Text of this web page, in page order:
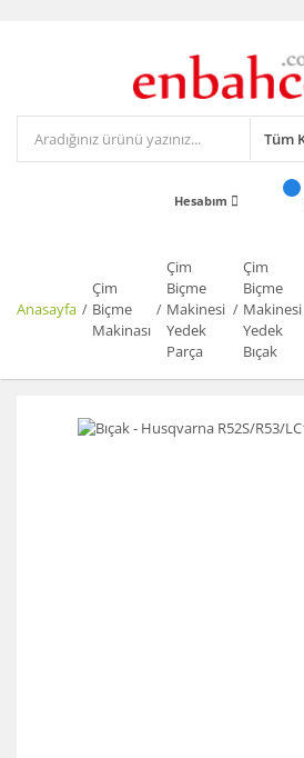
Hesabım
Anasayfa
Çim
Biçme
Makinası
Çim
Biçme
Makinesi
Yedek
Parça
Çim
Biçme
Makinesi
Yedek
Bıçak